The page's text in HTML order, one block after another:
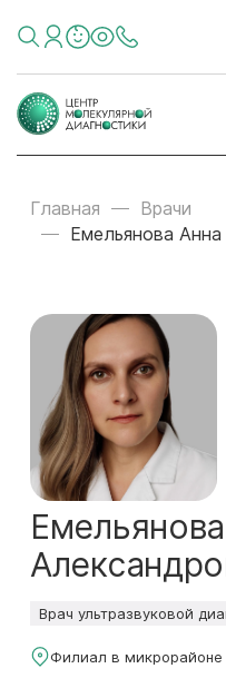
Главная
Врачи
Емельянова
Врач ультразвуковой
Филиал в